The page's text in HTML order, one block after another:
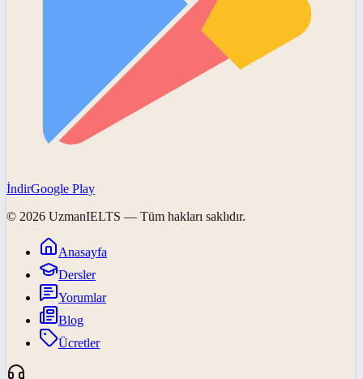
İndirGoogle Play
© 2026 UzmanIELTS — Tüm hakları saklıdır.
Anasayfa
Dersler
Yorumlar
Blog
Ücretler